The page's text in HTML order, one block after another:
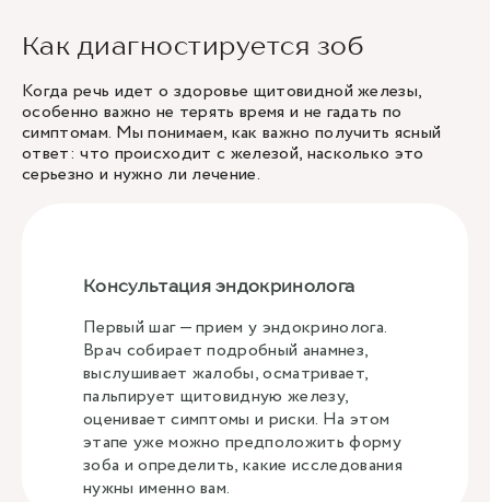
Как диагностируется зоб
Когда речь идет о здоровье щитовидной железы,
особенно важно не терять время и не гадать по
симптомам. Мы понимаем, как важно получить ясный
ответ: что происходит с железой, насколько это
серьезно и нужно ли лечение.
Консультация эндокринолога
Первый шаг — прием у эндокринолога.
Врач собирает подробный анамнез,
выслушивает жалобы, осматривает,
пальпирует щитовидную железу,
оценивает симптомы и риски. На этом
этапе уже можно предположить форму
зоба и определить, какие исследования
нужны именно вам.